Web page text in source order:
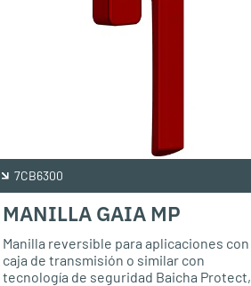
7CB6300
MANILLA GAIA MP
Manilla reversible para aplicaciones con
caja de transmisión o similar con
tecnología de seguridad Baicha Protect,